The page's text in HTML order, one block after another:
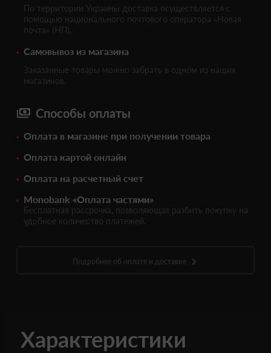
По территории Украины доставка осуществляется с
помощью национального почтового оператора «Новая
почта» (НП).
Самовывоз из магазина
Заказанные товары можно забрать в одном из наших
магазинов.
Способы оплаты
Оплата в магазине при получении товара
Оплата картой онлайн
Оплата на расчетный счет
Monobank «Оплата частями»
Бесплатная рассрочка, позволяющая разбить покупку на
удобное количество платежей.
Подробнее об оплате и доставке
Характеристики